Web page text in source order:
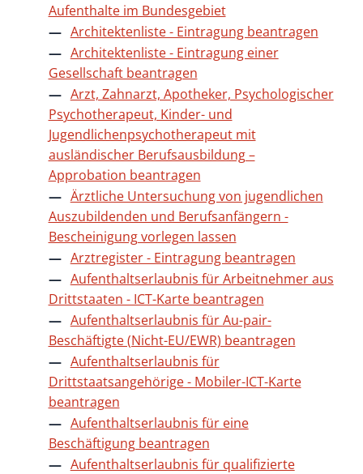
Aufenthalte im Bundesgebiet
Architektenliste - Eintragung beantragen
Architektenliste - Eintragung einer
Gesellschaft beantragen
Arzt, Zahnarzt, Apotheker, Psychologischer
Psychotherapeut, Kinder- und
Jugendlichenpsychotherapeut mit
ausländischer Berufsausbildung –
Approbation beantragen
Ärztliche Untersuchung von jugendlichen
Auszubildenden und Berufsanfängern -
Bescheinigung vorlegen lassen
Arztregister - Eintragung beantragen
Aufenthaltserlaubnis für Arbeitnehmer aus
Drittstaaten - ICT-Karte beantragen
Aufenthaltserlaubnis für Au-pair-
Beschäftigte (Nicht-EU/EWR) beantragen
Aufenthaltserlaubnis für
Drittstaatsangehörige - Mobiler-ICT-Karte
beantragen
Aufenthaltserlaubnis für eine
Beschäftigung beantragen
Aufenthaltserlaubnis für qualifizierte